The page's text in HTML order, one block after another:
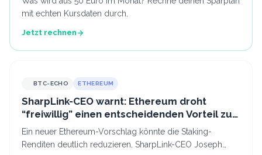
mit echten Kursdaten durch.
Jetzt rechnen
BTC-ECHO ETHEREUM
SharpLink-CEO warnt: Ethereum droht
“freiwillig” einen entscheidenden Vorteil zu
verlieren
Ein neuer Ethereum-Vorschlag könnte die Staking-
Renditen deutlich reduzieren. SharpLink-CEO Joseph